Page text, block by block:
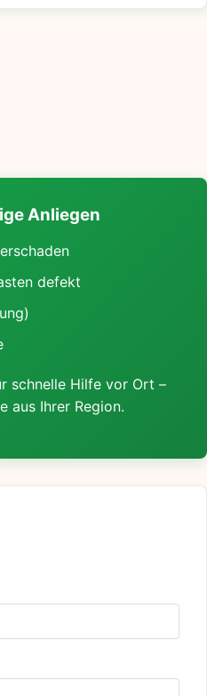
Anliegen
defekt
schnelle Hilfe vor Ort –
aus Ihrer Region.